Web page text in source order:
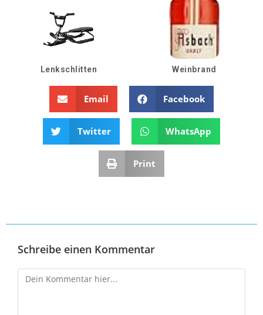
Lenkschlitten Weinbrand
Email Facebook
Twitter WhatsApp
Print
Schreibe einen Kommentar